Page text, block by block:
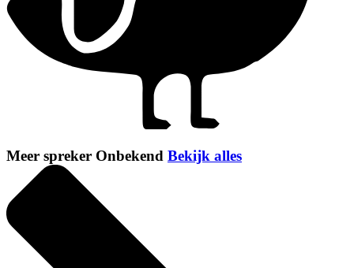
Meer spreker Onbekend Bekijk alles